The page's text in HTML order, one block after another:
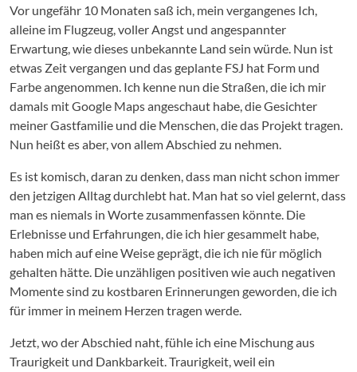
Vor ungefähr 10 Monaten saß ich, mein vergangenes Ich,
alleine im Flugzeug, voller Angst und angespannter
Erwartung, wie dieses unbekannte Land sein würde. Nun ist
etwas Zeit vergangen und das geplante FSJ hat Form und
Farbe angenommen. Ich kenne nun die Straßen, die ich mir
damals mit Google Maps angeschaut habe, die Gesichter
meiner Gastfamilie und die Menschen, die das Projekt tragen.
Nun heißt es aber, von allem Abschied zu nehmen.
Es ist komisch, daran zu denken, dass man nicht schon immer
den jetzigen Alltag durchlebt hat. Man hat so viel gelernt, dass
man es niemals in Worte zusammenfassen könnte. Die
Erlebnisse und Erfahrungen, die ich hier gesammelt habe,
haben mich auf eine Weise geprägt, die ich nie für möglich
gehalten hätte. Die unzähligen positiven wie auch negativen
Momente sind zu kostbaren Erinnerungen geworden, die ich
für immer in meinem Herzen tragen werde.
Jetzt, wo der Abschied naht, fühle ich eine Mischung aus
Traurigkeit und Dankbarkeit. Traurigkeit, weil ein